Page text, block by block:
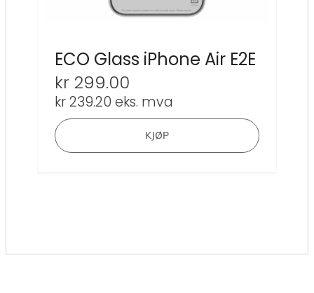
ECO Glass iPhone Air E2E
kr 299.00
kr239.20 eks. mva
KJØP